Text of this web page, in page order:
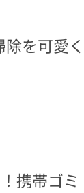
を可愛く
携帯ゴミ